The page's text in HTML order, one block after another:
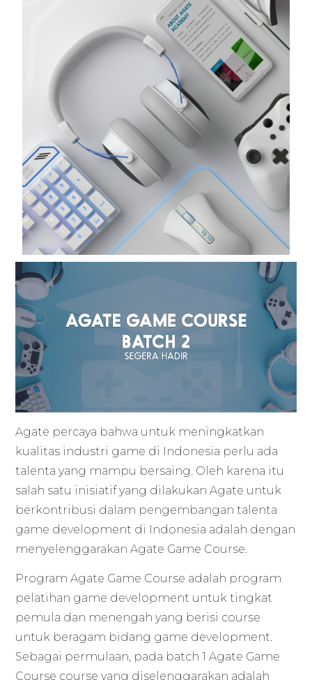
Agate percaya bahwa untuk meningkatkan
kualitas industri game di Indonesia perlu ada
talenta yang mampu bersaing. Oleh karena itu
salah satu inisiatif yang dilakukan Agate untuk
berkontribusi dalam pengembangan talenta
game development di Indonesia adalah dengan
menyelenggarakan Agate Game Course.
Program Agate Game Course adalah program
pelatihan game development untuk tingkat
pemula dan menengah yang berisi course
untuk beragam bidang game development.
Sebagai permulaan, pada batch 1 Agate Game
Course course yang diselenggarakan adalah